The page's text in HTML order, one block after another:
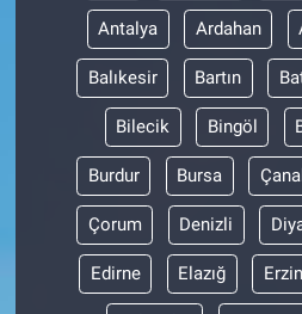
Antalya Ardahan
Balıkesir Bartın
Bilecik Bingöl
Burdur Bursa
Çorum Denizli
Edirne Elazığ